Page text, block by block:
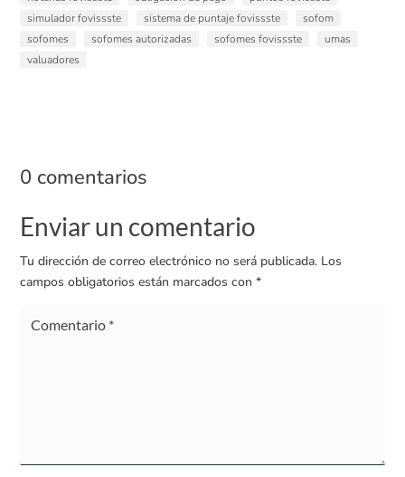
simulador fovissste
sistema de puntaje fovissste
sofom
sofomes
sofomes autorizadas sofomes fovissste
umas
valuadores
0 comentarios
Enviar un comentario
Tu dirección de correo electrónico no será publicada. Los
campos obligatorios están marcados con*